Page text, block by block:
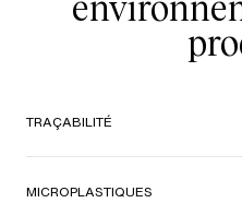
TRAÇABILITÉ
MICROPLASTIQUES